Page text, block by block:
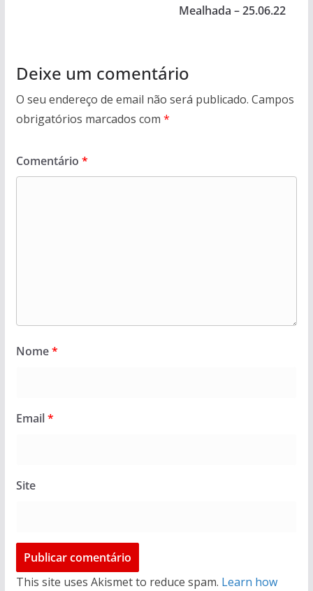
Mealhada – 25.06.22
Deixe um comentário
O seu endereço de email não será publicado. Campos
obrigatórios marcados com *
Comentário *
Nome*
Email*
Site
This site uses Akismet to reduce spam. Learn how